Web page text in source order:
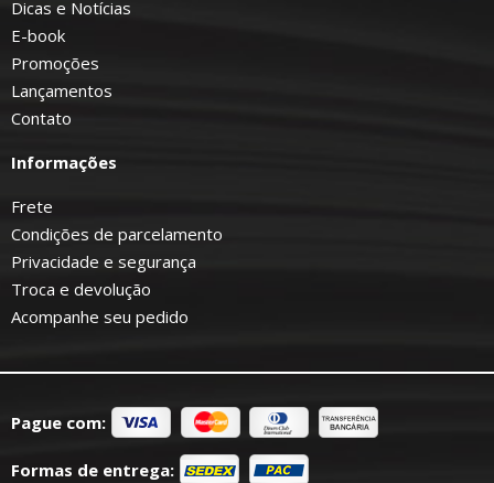
Dicas e Notícias
E-book
Promoções
Lançamentos
Contato
Informações
Frete
Condições de parcelamento
Privacidade e segurança
Troca e devolução
Acompanhe seu pedido
Pague com:
Formas de entrega: